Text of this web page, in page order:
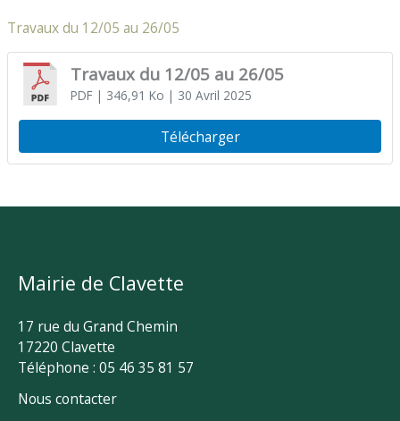
Travaux du 12/05 au 26/05
Travaux du 12/05 au 26/05
PDF| 346,91 Ko | 30 Avril 2025
Télécharger
Mairie de Clavette
17 rue du Grand Chemin
17220 Clavette
Téléphone : 05 46 35 81 57
Nous contacter